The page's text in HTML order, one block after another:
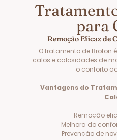
para
Remoção Eficaz de
O tratamento de Broton
calos e calosidades de
o conforto
Vantagens do
Remoção
Melhora do
Prevenção de